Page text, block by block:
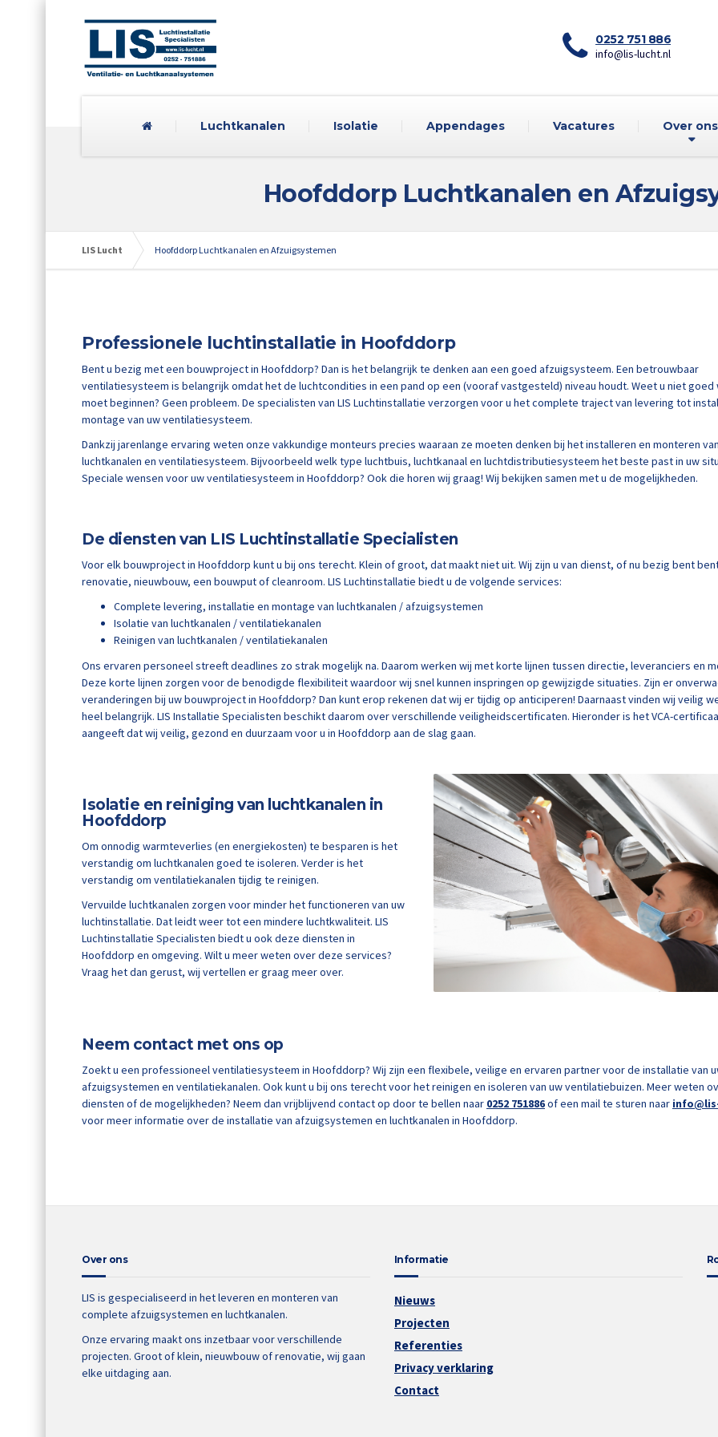
0252 751 886
info@lis-lucht.nl
Luchtkanalen Isolatie Appendages Vacatures Over ons
Hoofddorp Luchtkanalen en
LIS Lucht Hoofddorp Luchtkanalen en Afzuigsystemen
Professionele luchtinstallatie in Hoofddorp
Bent u bezig met een bouwproject in Hoofddorp? Dan is het belangrijk te denken aan een goed afzuigsysteem. Een betrouwbaar
ventilatiesysteem is belangrijk omdat het de luchtcondities in een pand op een (vooraf vastgesteld) niveau houdt. Weet u niet goed
moet beginnen? Geen probleem. De specialisten van LIS Luchtinstallatie verzorgen voor u het complete traject van levering tot
montage van uw ventilatiesysteem.
Dankzij jarenlange ervaring weten onze vakkundige monteurs precies waaraan ze moeten denken bij het installeren en monteren
luchtkanalen en ventilatiesysteem. Bijvoorbeeld welk type luchtbuis, luchtkanaal en luchtdistributiesysteem het beste past in uw
Speciale wensen voor uw ventilatiesysteem in Hoofddorp? Ook die horen wij graag! Wij bekijken samen met u de mogelijkheden.
De diensten van LIS Luchtinstallatie Specialisten
Voor elk bouwproject in Hoofddorp kunt u bij ons terecht. Klein of groot, dat maakt niet uit. Wij zijn u van dienst, of nu bezig bent
renovatie, nieuwbouw, een bouwput of cleanroom. LIS Luchtinstallatie biedt u de volgende services:
Complete levering, installatie en montage van luchtkanalen / afzuigsystemen
Isolatie van luchtkanalen / ventilatiekanalen
Reinigen van luchtkanalen / ventilatiekanalen
Ons ervaren personeel streeft deadlines zo strak mogelijk na. Daarom werken wij met korte lijnen tussen directie, leveranciers en
Deze korte lijnen zorgen voor de benodigde flexibiliteit waardoor wij snel kunnen inspringen op gewijzigde situaties. Zijn er
veranderingen bij uw bouwproject in Hoofddorp? Dan kunt erop rekenen dat wij er tijdig op anticiperen! Daarnaast vinden wij veilig
heel belangrijk. LIS Installatie Specialisten beschikt daarom over verschillende veiligheidscertificaten. Hieronder is het VCA-
aangeeft dat wij veilig, gezond en duurzaam voor u in Hoofddorp aan de slag gaan.
Isolatie en reiniging van luchtkanalen in
Hoofddorp
Om onnodig warmteverlies (en energiekosten) te besparen is het
verstandig om luchtkanalen goed te isoleren. Verder is het
verstandig om ventilatiekanalen tijdig te reinigen.
Vervuilde luchtkanalen zorgen voor minder het functioneren van uw
luchtinstallatie. Dat leidt weer tot een mindere luchtkwaliteit. LIS
Luchtinstallatie Specialisten biedt u ook deze diensten in
Hoofddorp en omgeving. Wilt u meer weten over deze services?
Vraag het dan gerust, wij vertellen er graag meer over.
Neem contact met ons op
Zoekt u een professioneel ventilatiesysteem in Hoofddorp? Wij zijn een flexibele, veilige en ervaren partner voor de installatie van
afzuigsystemen en ventilatiekanalen. Ook kunt u bij ons terecht voor het reinigen en isoleren van uw ventilatiebuizen. Meer weten
diensten of de mogelijkheden? Neem dan vrijblijvend contact op door te bellen naar 0252 751886of een mail te sturen naar
voor meer informatie over de installatie van afzuigsystemen en luchtkanalen in Hoofddorp.
Over ons
LIS is gespecialiseerd in het leveren en monteren van
complete afzuigsystemen en luchtkanalen.
Onze ervaring maakt ons inzetbaar voor verschillende
projecten. Groot of klein, nieuwbouw of renovatie, wij gaan
elke uitdaging aan.
Informatie
Nieuws
Projecten
Referenties
Privacy verklaring
Contact